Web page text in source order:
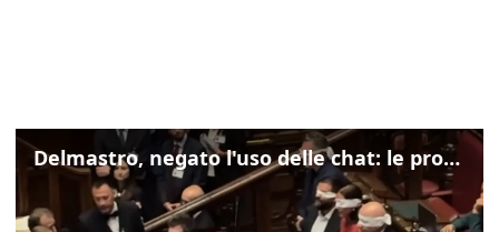
Delmastro, negato l'uso delle chat: le proteste di Avs e M5s